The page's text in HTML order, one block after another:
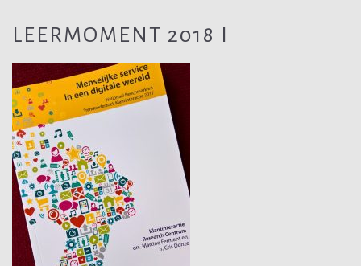
LEERMOMENT 2018 I